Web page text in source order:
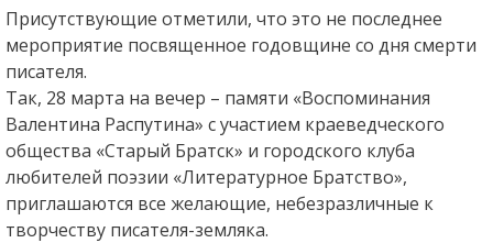
Присутствующие отметили, что это не последнее
мероприятие посвященное годовщине со дня смерти
писателя.
Так, 28 марта на вечер – памяти «Воспоминания
Валентина Распутина» с участием краеведческого
общества «Старый Братск» и городского клуба
любителей поэзии «Литературное Братство»,
приглашаются все желающие, небезразличные к
творчеству писателя-земляка.